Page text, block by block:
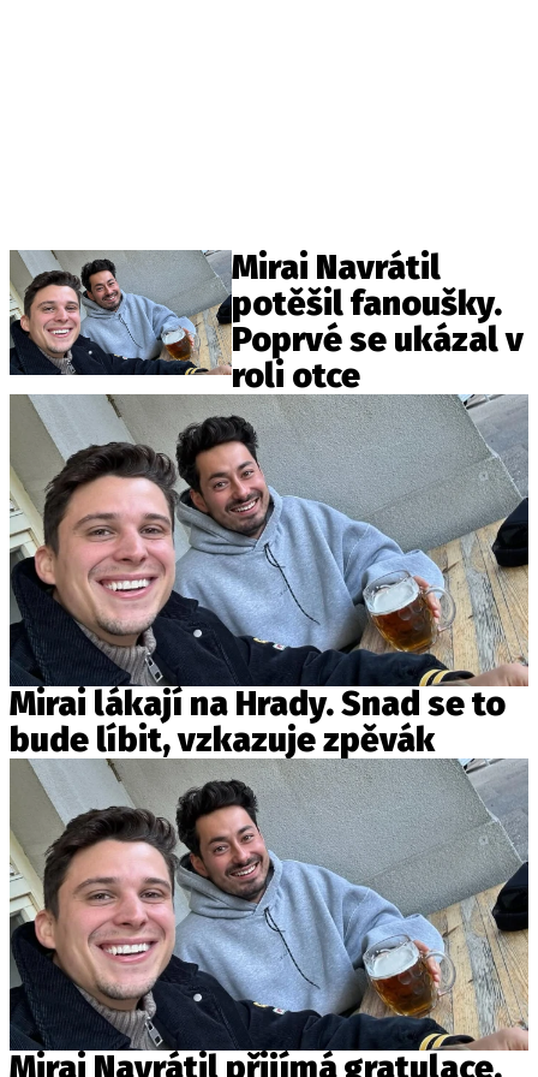
Mirai Navrátil
potěšil fanoušky.
Poprvé se ukázal v
roli otce
Mirai lákají na Hrady. Snad se to
bude líbit, vzkazuje zpěvák
Mirai Navrátil přijímá gratulace.